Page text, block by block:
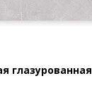
глазурованная